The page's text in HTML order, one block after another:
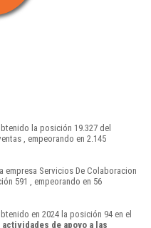
la posición 19.327 del
, empeorando en 2.145
empresa Servicios De Colaboracion
591 , empeorando en 56
en 2024 la posición 94 en el
de apoyo a las